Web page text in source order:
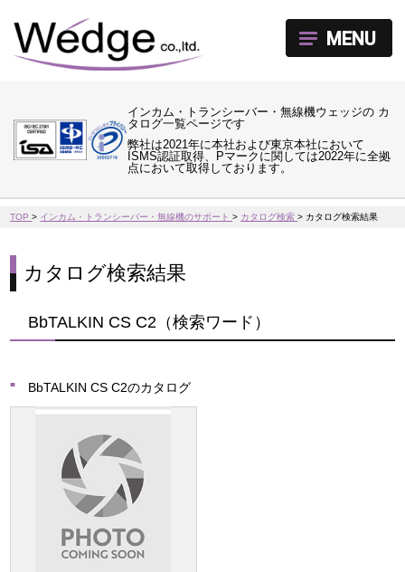
インカム・トランシーバー・無線機ウェッジの カ
タログ一覧ページです
弊社は2021年に本社および東京本社において
ISMS認証取得、Pマークに関しては2022年に全拠
点において取得しております。
MENU
TOP> インカム・トランシーバー・無線機のサポート> カタログ検索> カタログ検索結果
カタログ検索結果
BbTALKIN CS C2（検索ワード）
BbTALKIN CS C2のカタログ